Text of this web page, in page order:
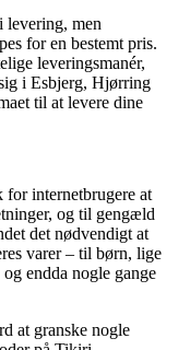
levering, men
for en bestemt pris.
leveringsmanér,
i Esbjerg, Hjørring
til at levere dine
internetbrugere at
og til gengæld
det nødvendigt at
varer – til børn, lige
endda nogle gange
at granske nogle